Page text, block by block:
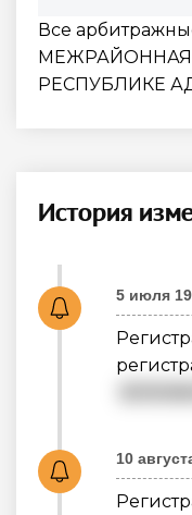
Все
РЕСПУБЛИКЕ
История
5 июля
10